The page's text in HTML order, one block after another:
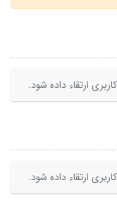
ارتقاء داده شود.
ارتقاء داده شود.